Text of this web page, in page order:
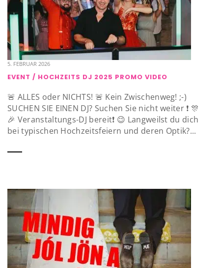
5. FEBRUAR 2026
EVENT / HOCHZEITS DJ 2025 PROMO VIDEO
🚨 ALLES oder NICHTS! 🚨 Kein Zwischenweg! ;-)
SUCHEN SIE EINEN DJ? Suchen Sie nicht weiter ❗️ 🎊
🎉 Veranstaltungs-DJ bereit❗️ 😉 Langweilst du dich
bei typischen Hochzeitsfeiern und deren Optik?...